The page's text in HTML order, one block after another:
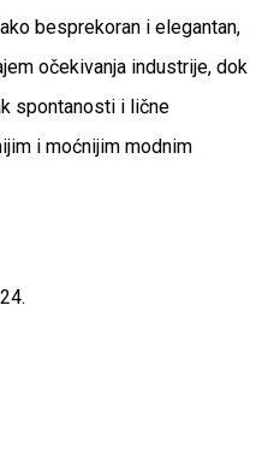
besprekoran i elegantan,
očekivanja industrije, dok
spontanosti i lične
i moćnijim modnim